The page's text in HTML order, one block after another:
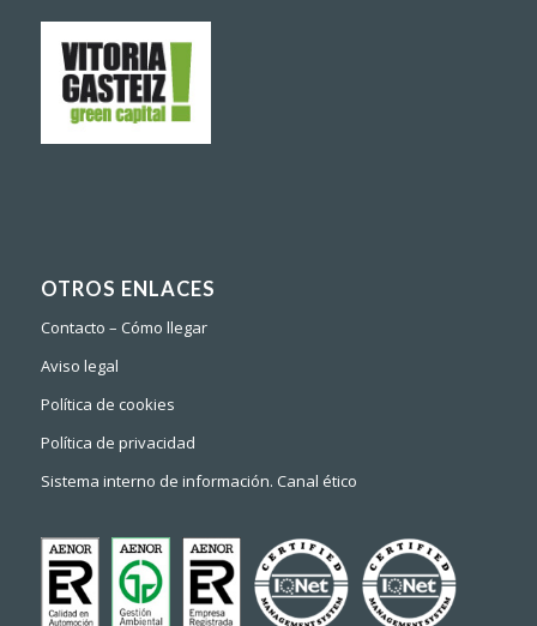
OTROS ENLACES
Contacto – Cómo llegar
Aviso legal
Política de cookies
Política de privacidad
Sistema interno de información. Canal ético